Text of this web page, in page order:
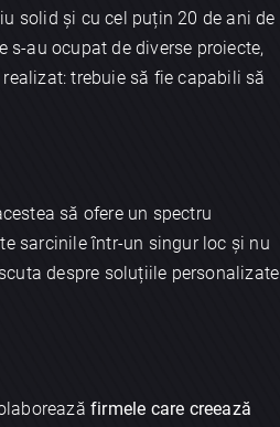
solid și cu cel puțin 20 de ani de
s-au ocupat de diverse proiecte,
trebuie să fie capabili să
să ofere un spectru
sarcinile într-un singur loc și nu
despre soluțiile personalizate
firmele care creează